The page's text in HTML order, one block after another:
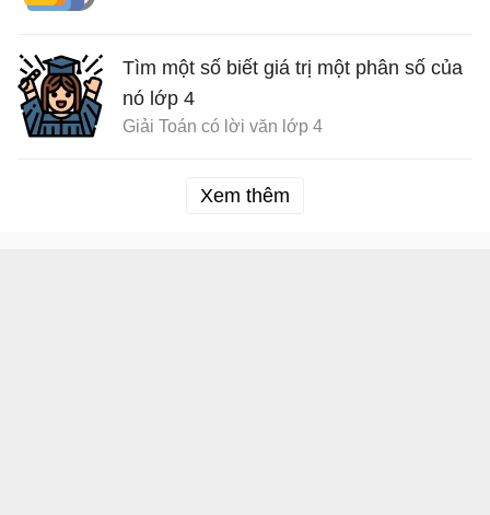
Tìm một số biết giá trị một phân số của
nó lớp 4
Giải Toán có lời văn lớp 4
Xem thêm